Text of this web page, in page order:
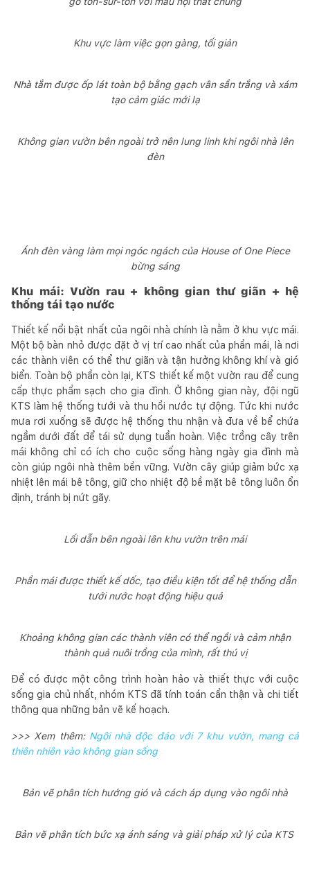
Khu vực làm việc gọn gàng, tối giản
Nhà tắm được ốp lát toàn bộ bằng gạch vân sần trắng và xám
tạo cảm giác mới lạ
Không gian vườn bên ngoài trở nên lung linh khi ngôi nhà lên
đèn
Ánh đèn vàng làm mọi ngóc ngách của House of One Piece
bừng sáng
Khu mái: Vườn rau + không gian thư giãn + hệ
thống tái tạo nước
Thiết kế nổi bật nhất của ngôi nhà chính là nằm ở khu vực mái.
Một bộ bàn nhỏ được đặt ở vị trí cao nhất của phần mái, là nơi
các thành viên có thể thư giãn và tận hưởng không khí và gió
biển. Toàn bộ phần còn lại, KTS thiết kế một vườn rau để cung
cấp thực phẩm sạch cho gia đình. Ở không gian này, đội ngũ
KTS làm hệ thống tưới và thu hồi nước tự động. Tức khi nước
mưa rơi xuống sẽ được hệ thống thu nhận và đưa về bể chứa
ngầm dưới đất để tái sử dụng tuần hoàn. Việc trồng cây trên
mái không chỉ có ích cho cuộc sống hàng ngày gia đình mà
còn giúp ngôi nhà thêm bền vững. Vườn cây giúp giảm bức xạ
nhiệt lên mái bê tông, giữ cho nhiệt độ bề mặt bê tông luôn ổn
định, tránh bị nứt gãy.
Lối dẫn bên ngoài lên khu vườn trên mái
Phần mái được thiết kế dốc, tạo điều kiện tốt để hệ thống dẫn
tưới nước hoạt động hiệu quả
Khoảng không gian các thành viên có thể ngồi và cảm nhận
thành quả nuôi trồng của mình, rất thú vị
Để có được một công trình hoàn hảo và thiết thực với cuộc
sống gia chủ nhất, nhóm KTS đã tính toán cẩn thận và chi tiết
thông qua những bản vẽ kế hoạch.
>>> Xem thêm: Ngôi nhà độc đáo với 7 khu vườn, mang cả
thiên nhiên vào không gian sống
Bản vẽ phân tích hướng gió và cách áp dụng vào ngôi nhà
Bản vẽ phân tích bức xạ ánh sáng và giải pháp xử lý của KTS